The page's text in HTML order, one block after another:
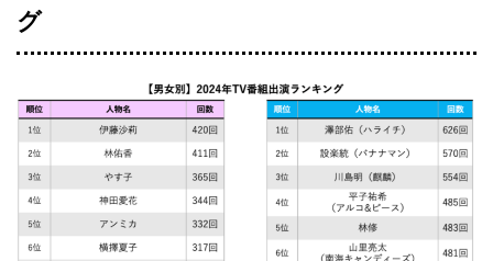
グ